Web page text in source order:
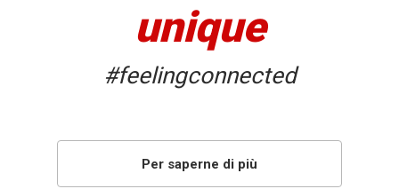
unique
#feelingconnected
Per saperne di più